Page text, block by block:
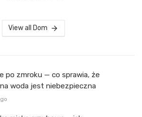
View all Dom
po zmroku — co sprawia, że
woda jest niebezpieczna